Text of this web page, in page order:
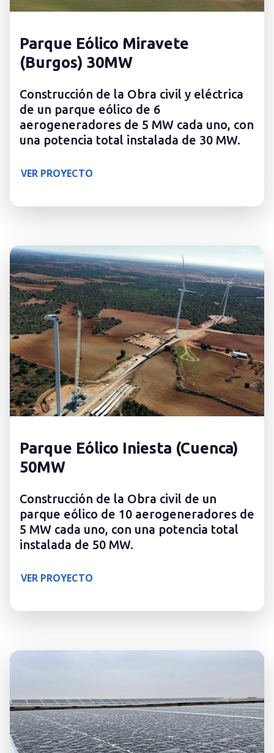
Parque Eólico Miravete
(Burgos) 30MW
Construcción de la Obra civil y eléctrica
de un parque eólico de 6
aerogeneradores de 5 MW cada uno, con
una potencia total instalada de 30 MW.
VER PROYECTO
Parque Eólico Iniesta (Cuenca)
50MW
Construcción de la Obra civil de un
parque eólico de 10 aerogeneradores de
5 MW cada uno, con una potencia total
instalada de 50 MW.
VER PROYECTO